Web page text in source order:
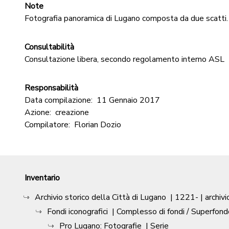
Note
Fotografia panoramica di Lugano composta da due scatti.
Consultabilità
Consultazione libera, secondo regolamento interno ASL
Responsabilità
Data compilazione: 11 Gennaio 2017
Azione: creazione
Compilatore: Florian Dozio
Inventario
Archivio storico della Città di Lugano | 1221- |
Fondi iconografici | Complesso di fondi /
Pro Lugano: Fotografie | Serie